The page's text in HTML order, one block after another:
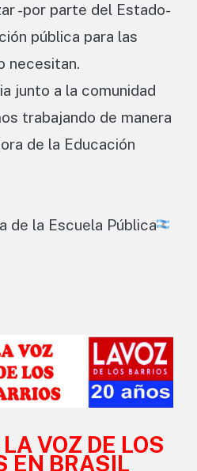
-por parte del Estado-
pública para las
necesitan.
junto a la comunidad
trabajando de manera
de la Educación
de la Escuela Pública
VOZ DE LOS
EN BRASIL